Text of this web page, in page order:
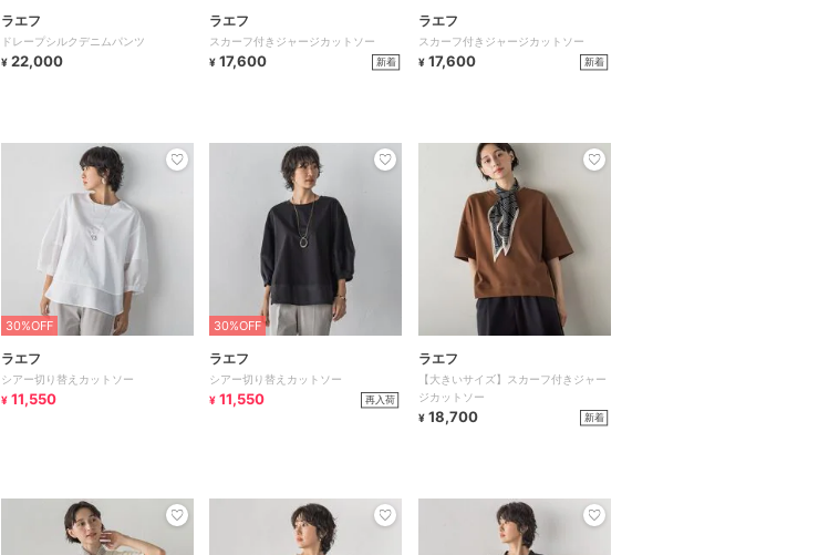
ラエフ
ドレープシルクデニムパンツ
¥ 22,000
ラエフ
スカーフ付きジャージカットソー
¥ 17,600 新着
ラエフ
スカーフ付きジャージカットソー
¥ 17,600 新着
30%OFF
ラエフ
シアー切り替えカットソー
¥ 11,550
30%OFF
ラエフ
シアー切り替えカットソー
¥ 11,550 再入荷
ラエフ
【大きいサイズ】スカーフ付きジャー
ジカットソー
¥ 18,700 新着